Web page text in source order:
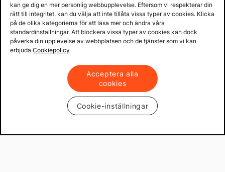
kan ge dig en mer personlig webbupplevelse. Eftersom vi respekterar din
rätt till integritet, kan du välja att inte tillåta vissa typer av cookies. Klicka
på de olika kategorierna för att läsa mer och ändra våra
standardinställningar. Att blockera vissa typer av cookies kan dock
påverka din upplevelse av webbplatsen och de tjänster som vi kan
erbjuda.Cookiepolicy
Acceptera alla
cookies
Cookie-inställningar